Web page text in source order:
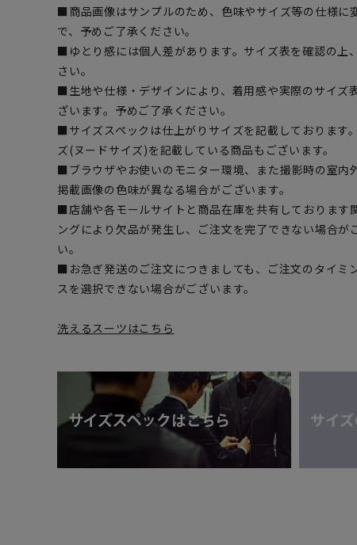
■商品画像はサンプルのため、色味やサイズ等の仕様に
で、予めご了承ください。
■ゆとり感には個人差があります。サイズ表を確認の上
さい。
■生地や仕様・デザインにより、着用感や実際のサイズ
ざいます。予めご了承ください。
■サイズスペックは仕上がりサイズを記載しております
ズ(ヌードサイズ)を記載している商品もございます。
■ブラウザやお使いのモニター環境、また撮影時の室内
掲載画像の色味が異なる場合がございます。
■店舗や各モールサイトと商品在庫を共有しております
ングにより欠品が発生し、ご注文を完了できない場合が
い。
■お急ぎ発送のご注文につきましても、ご注文のタイミ
スを選択できない場合がございます。
洗えるスーツはこちら